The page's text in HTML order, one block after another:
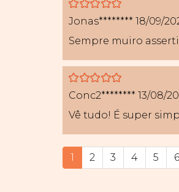
5
Jonas******** 18/09/
Sempre muiro
5
Conc2******** 13/08/
Vê tudo! É super
1 2 3 4 5 6